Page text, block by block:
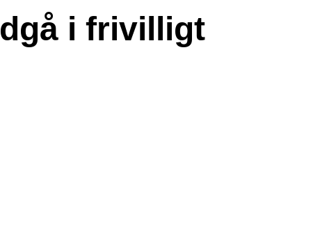
i frivilligt